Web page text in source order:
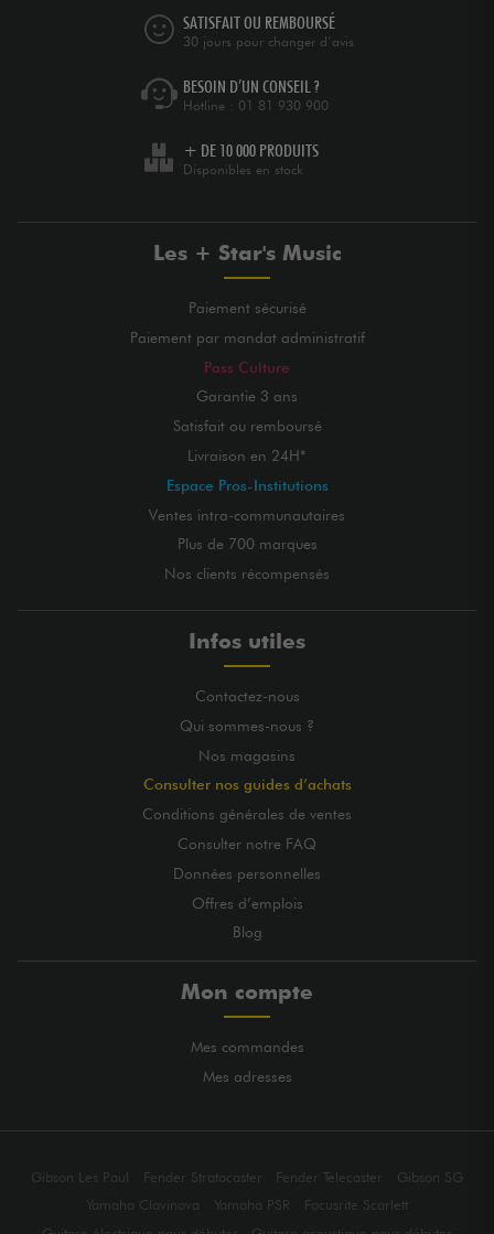
SATISFAIT OU REMBOURSÉ
30 jours pour changer d’avis
BESOIN D’UN CONSEIL ?
Hotline : 01 81 930 900
+ DE 10 000 PRODUITS
Disponibles en stock
Les + Star's Music
Paiement sécurisé
Paiement par mandat administratif
Pass Culture
Garantie 3 ans
Satisfait ou remboursé
Livraison en 24H*
Espace Pros-Institutions
Ventes intra-communautaires
Plus de 700 marques
Nos clients récompensés
Infos utiles
Contactez-nous
Qui sommes-nous ?
Nos magasins
Consulter nos guides d’achats
Conditions générales de ventes
Consulter notre FAQ
Données personnelles
Offres d’emplois
Blog
Mon compte
Mes commandes
Mes adresses
Gibson Les Paul Fender Stratocaster Fender Telecaster
Gibson SG
Yamaha Clavinova
Yamaha PSR
Focusrite Scarlett